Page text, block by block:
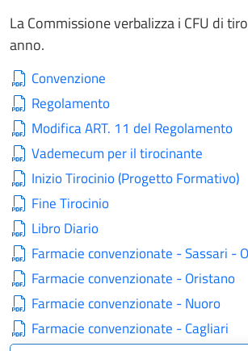
La Commissione verbalizza i CFU di
anno.
Convenzione
Regolamento
Modifica ART. 11 del Regolamento
Vademecum per il tirocinante
Inizio Tirocinio (Progetto Formativo)
Fine Tirocinio
Libro Diario
Farmacie convenzionate - Sassari -
Farmacie convenzionate - Oristano
Farmacie convenzionate - Nuoro
Farmacie convenzionate - Cagliari